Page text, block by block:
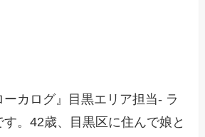
カログ』目黒エリア担当- ラ
。42歳、目黒区に住んで娘と